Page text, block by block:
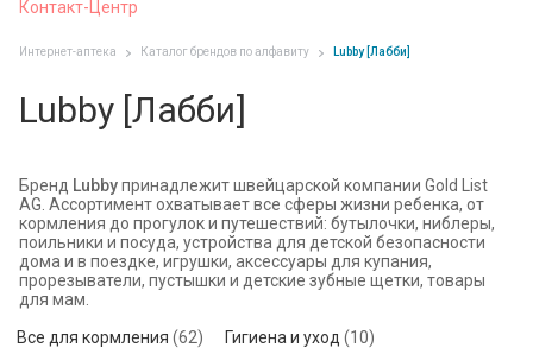
Контакт-Центр
Интернет-аптека Каталог брендов по алфавиту Lubby [Лабби]
Lubby [Лабби]
Бренд Lubbyпринадлежит швейцарской компании Gold List
AG. Ассортимент охватывает все сферы жизни ребенка, от
кормления до прогулок и путешествий: бутылочки, ниблеры,
поильники и посуда, устройства для детской безопасности
дома и в поездке, игрушки, аксессуары для купания,
прорезыватели, пустышки и детские зубные щетки, товары
для мам.
Все для кормления (62) Гигиена и уход (10)